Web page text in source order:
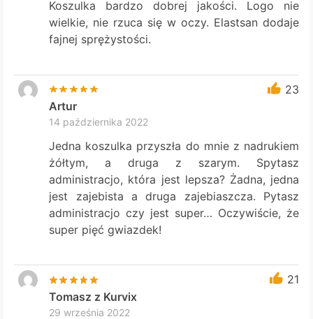
Koszulka bardzo dobrej jakości. Logo nie
wielkie, nie rzuca się w oczy. Elastsan dodaje
fajnej sprężystości.
23
Artur
14 października 2022
Jedna koszulka przyszła do mnie z nadrukiem
żółtym, a druga z szarym. Spytasz
administracjo, która jest lepsza? Żadna, jedna
jest zajebista a druga zajebiaszcza. Pytasz
administracjo czy jest super… Oczywiście, że
super pięć gwiazdek!
21
Tomasz z Kurvix
29 września 2022